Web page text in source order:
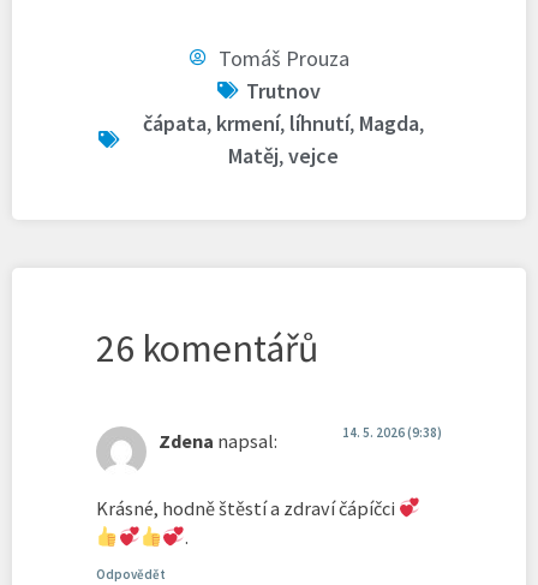
Tomáš Prouza
Trutnov
čápata, krmení, líhnutí, Magda,
Matěj,vejce
26 komentářů
Zdena napsal: 14. 5. 2026 (9:38)
Krásné, hodně štěstí a zdraví čápíčci
.
Odpovědět